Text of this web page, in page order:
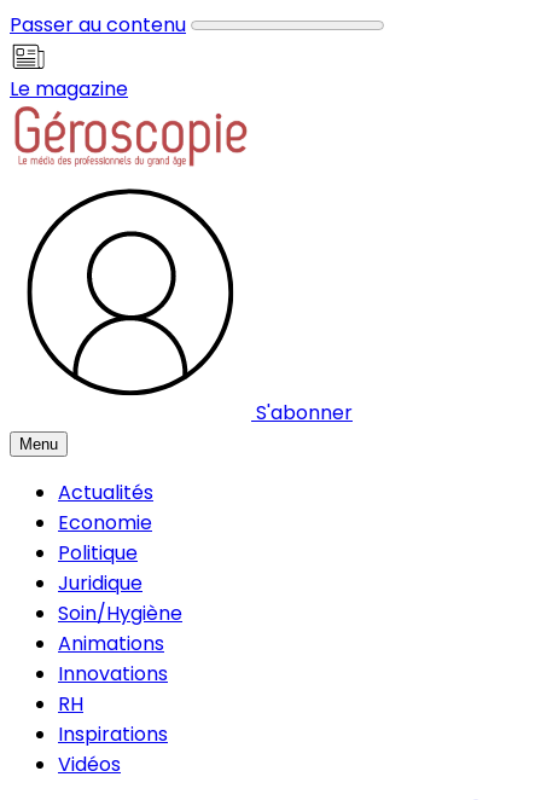
Passer au contenu
Le magazine
S'abonner
Menu
Actualités
Economie
Politique
Juridique
Soin/Hygiène
Animations
Innovations
RH
Inspirations
Vidéos
Panneau de gestion des cookies